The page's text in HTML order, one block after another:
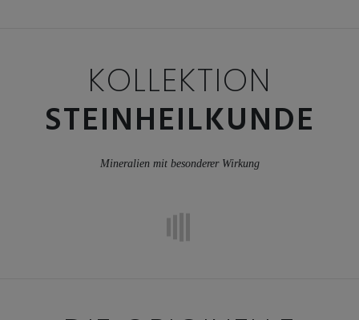
KOLLEKTION
STEINHEILKUNDE
Mineralien mit besonderer Wirkung